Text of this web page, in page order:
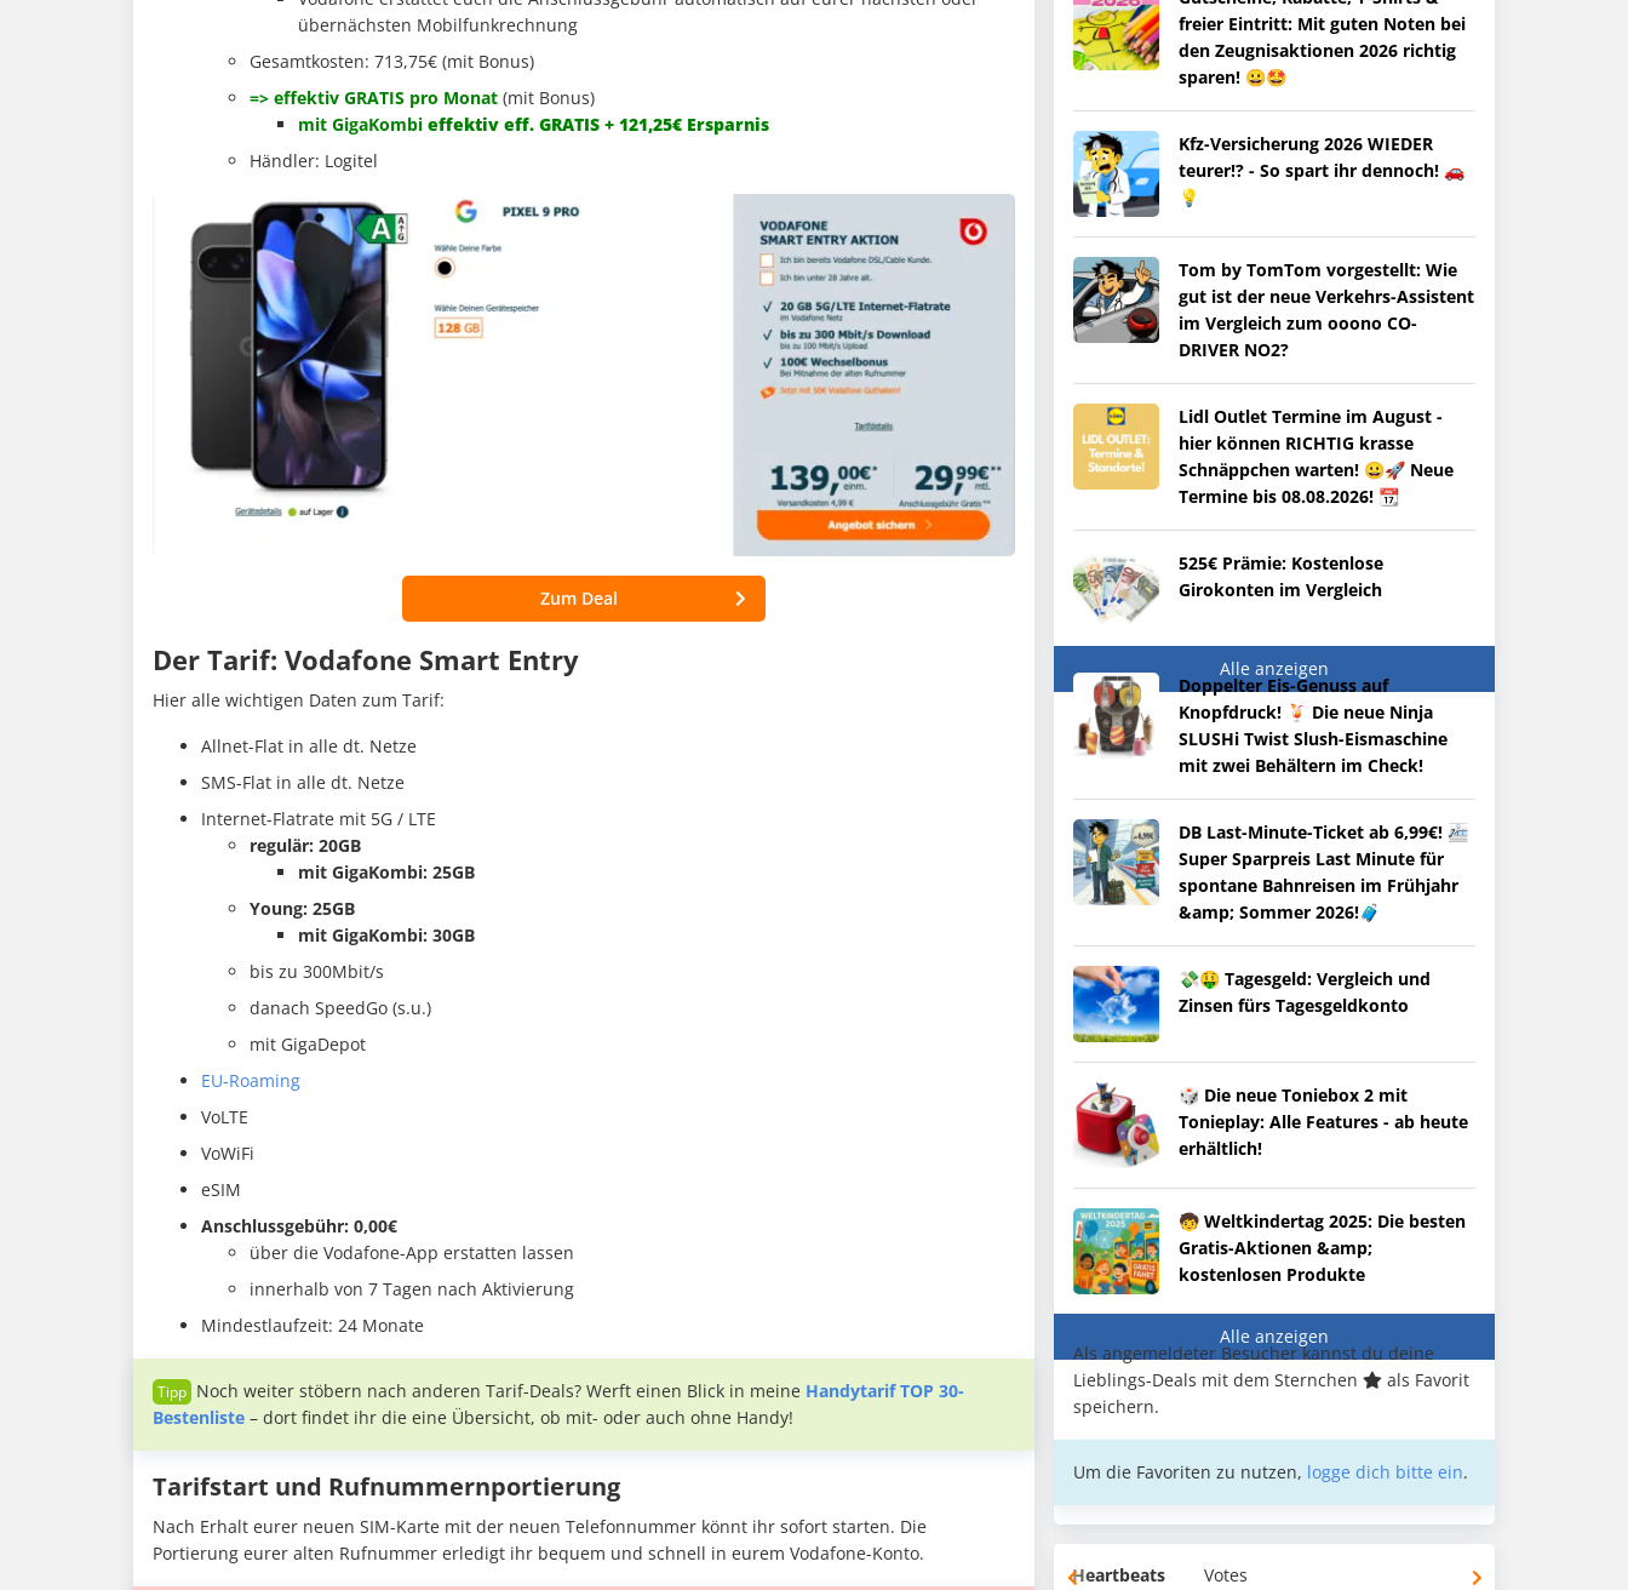
übernächsten Mobilfunkrechnung
Gesamtkosten: 713,75€ (mit Bonus)
=> effektiv GRATIS pro Monat (mit Bonus)
mit GigaKombi effektiv eff. GRATIS + 121,25€ Ersparnis
Händler: Logitel
Zum Deal
Der Tarif: Vodafone Smart Entry
Hier alle wichtigen Daten zum Tarif:
Allnet-Flat in alle dt. Netze
SMS-Flat in alle dt. Netze
Internet-Flatrate mit 5G / LTE
regulär: 20GB
mit GigaKombi: 25GB
Young: 25GB
mit GigaKombi: 30GB
bis zu 300Mbit/s
danach SpeedGo (s.u.)
mit GigaDepot
EU-Roaming
VoLTE
VoWiFi
eSIM
Anschlussgebühr: 0,00€
über die Vodafone-App erstatten lassen
innerhalb von 7 Tagen nach Aktivierung
Mindestlaufzeit: 24 Monate
Noch weiter stöbern nach anderen Tarif-Deals? Werft einen Blick in meine Handytarif TOP 30-
Bestenliste – dort findet ihr die eine Übersicht, ob mit- oder auch ohne Handy!
Tarifstart und Rufnummernportierung
Nach Erhalt eurer neuen SIM-Karte mit der neuen Telefonnummer könnt ihr sofort starten. Die
Portierung eurer alten Rufnummer erledigt ihr bequem und schnell in eurem Vodafone-Konto.
freier Eintritt: Mit guten Noten bei
den Zeugnisaktionen 2026 richtig
sparen! 😀🤩
Kfz-Versicherung 2026 WIEDER
teurer!? - So spart ihr dennoch! 🚗
💡
Tom by TomTom vorgestellt: Wie
gut ist der neue Verkehrs-Assistent
im Vergleich zum ooono CO-
DRIVER NO2?
Lidl Outlet Termine im August -
hier können RICHTIG krasse
Schnäppchen warten! 😀🚀 Neue
Termine bis 08.08.2026! 📆
525€ Prämie: Kostenlose
Girokonten im Vergleich
Alle anzeigen
Doppelter Eis-Genuss auf
Knopfdruck! 🍹 Die neue Ninja
SLUSHi Twist Slush-Eismaschine
mit zwei Behältern im Check!
DB Last-Minute-Ticket ab 6,99€! 🚈
Super Sparpreis Last Minute für
spontane Bahnreisen im Frühjahr
&amp; Sommer 2026!🧳
💸🤑 Tagesgeld: Vergleich und
Zinsen fürs Tagesgeldkonto
🎲 Die neue Toniebox 2 mit
Tonieplay: Alle Features - ab heute
erhältlich!
🧒 Weltkindertag 2025: Die besten
Gratis-Aktionen &amp;
kostenlosen Produkte
Alle anzeigen
Als angemeldeter Besucher kannst du deine
Lieblings-Deals mit dem Sternchen
als Favorit
speichern.
Um die Favoriten zu nutzen, logge dich bitte ein.
Heartbeats Votes